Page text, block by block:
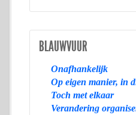
BLAUWVUUR
Onafhankelijk
Op eigen manier, in
Toch met elkaar
Verandering